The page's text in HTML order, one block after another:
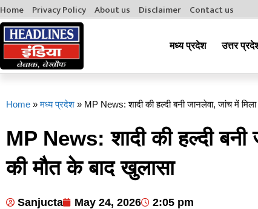
Home Privacy Policy About us Disclaimer Contact us
मध्य प्रदेश उत्तर
Home » मध्य प्रदेश » MP News: शादी की हल्दी बनी जानलेवा, जांच में
MP News: शादी की हल्दी
की मौत के बाद खुलासा
Sanjucta May 24, 2026 2:05 pm